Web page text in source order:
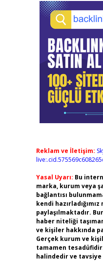
Reklam ve İletişim:
Yasal Uyarı: Bu
marka, kurum veya
bağlantısı
kendi
paylaşılmaktadır.
haber niteliği
ve kişiler hakkında
Gerçek kurum ve
tamamen
halindedir ve